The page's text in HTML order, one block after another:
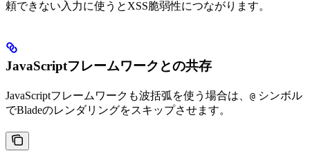
頼できない入力に使うとXSS脆弱性につながります。
JavaScriptフレームワークとの共存
JavaScriptフレームワークも波括弧を使う場合は、 @ シンボル
でBladeのレンダリングをスキップさせます。